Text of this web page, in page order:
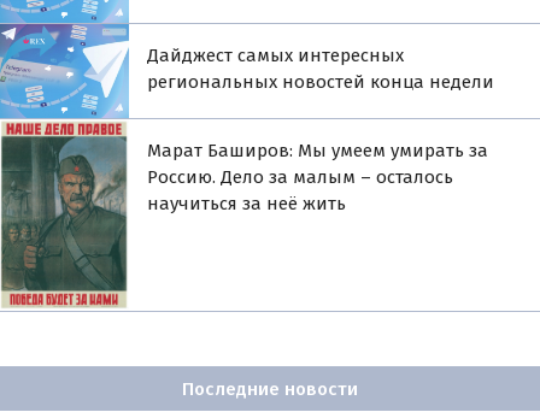
Дайджест самых интересных
региональных новостей конца недели
Марат Баширов: Мы умеем умирать за
Россию. Дело за малым – осталось
научиться за неё жить
Последние новости